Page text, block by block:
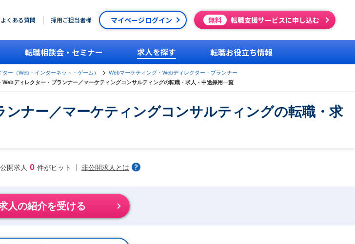
よくある質問 採用ご担当者様 マイページログイン 無料 転職支援サービスに申し込む
転職相談会・セミナー 求人を探す 転職お役立ち情報
ー（Web・インターネット・ゲーム）
Webマーケティング・Webディレクター・プランナー
Webディレクター・プランナー／マーケティングコンサルティングの転職・求人・中途採用一覧
ナー／マーケティングコンサルティングの転職・求
開求人 0 件がヒット 非公開求人とは
人の紹介を受ける